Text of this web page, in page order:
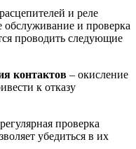
и реле
обслуживание и проверка
проводить следующие
контактов – окисление
к отказу
проверка
убедиться в их